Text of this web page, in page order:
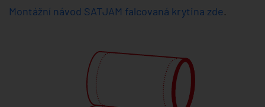
Montážní návod SATJAM falcovaná krytina zde.